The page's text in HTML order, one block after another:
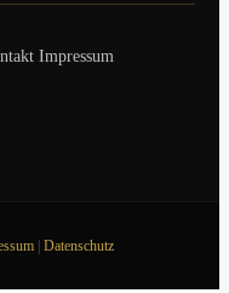
Impressum
| Datenschutz